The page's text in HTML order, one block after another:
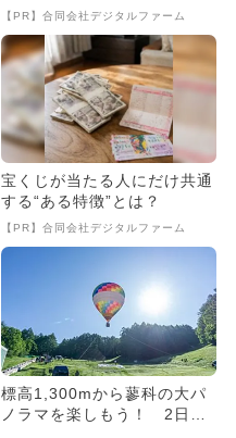
【PR】合同会社デジタルファーム
宝くじが当たる人にだけ共通
する“ある特徴”とは？
【PR】合同会社デジタルファーム
標高1,300mから蓼科の大パ
ノラマを楽しもう！ 2日間